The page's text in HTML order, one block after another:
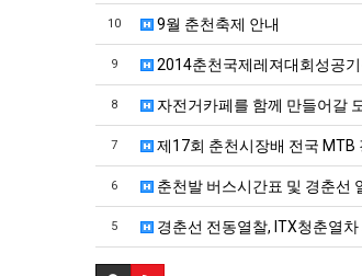
10 9월 춘천축제 안내
9 2014춘천국제레져대회성공
8 자전거카페를 함께 만들어갈
7 제17회 춘천시장배 전국 MTB
6 춘천발 버스시간표 및 경춘선
5 경춘선 전동열찰, ITX청춘열